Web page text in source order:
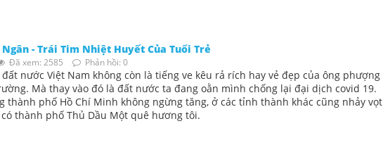
- Trái Tim Nhiệt Huyết Của Tuổi Trẻ
Đã xem: 2585 Phản hồi: 0
nước Việt Nam không còn là tiếng ve kêu rả rích hay vẻ đẹp của ông phượng
Mà thay vào đó là đất nước ta đang oằn mình chống lại đại dịch covid 19.
thành phố Hồ Chí Minh không ngừng tăng, ở các tỉnh thành khác cũng nhảy vọt
thành phố Thủ Dầu Một quê hương tôi.